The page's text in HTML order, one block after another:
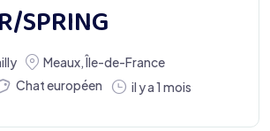
SPRING
Meaux,Île-de-France
Chat européen il y a 1 mois